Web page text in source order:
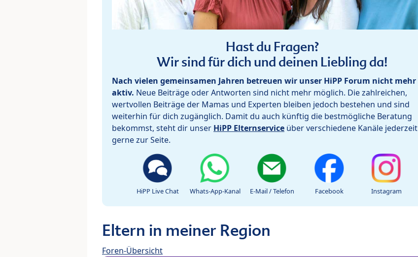
Hast du Fragen?
Wir sind für dich und deinen Liebling da!
Nach vielen gemeinsamen Jahren betreuen wir unser HiPP Forum nicht mehr
aktiv. Neue Beiträge oder Antworten sind nicht mehr möglich. Die zahlreichen,
wertvollen Beiträge der Mamas und Experten bleiben jedoch bestehen und sind
weiterhin für dich zugänglich. Damit du auch künftig die bestmögliche Beratung
bekommst, steht dir unser HiPP Elternservice über verschiedene Kanäle jederzeit
gerne zur Seite.
HiPP Live Chat Whats-App-Kanal E-Mail / Telefon Facebook Instagram
Eltern in meiner Region
Foren-Übersicht